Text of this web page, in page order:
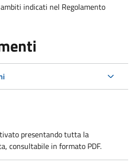
indicati nel Regolamento
presentando tutta la
consultabile in formato PDF.